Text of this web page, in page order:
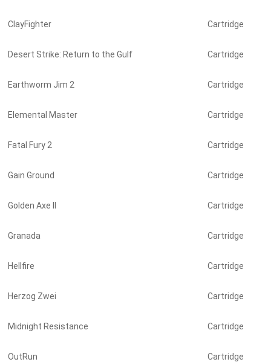
ClayFighter Cartridge
Desert Strike: Return to the Gulf Cartridge
Earthworm Jim 2 Cartridge
Elemental Master Cartridge
Fatal Fury 2 Cartridge
Gain Ground Cartridge
Golden Axe II Cartridge
Granada Cartridge
Hellfire Cartridge
Herzog Zwei Cartridge
Midnight Resistance Cartridge
OutRun Cartridge